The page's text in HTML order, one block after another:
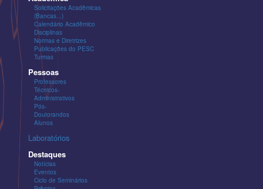
Solicitações Acadêmicas
(Bancas...)
Calendário Acadêmico
Disciplinas
Normas e Diretrizes
Publicações do PESC
Turmas
Pessoas
Professores
Técnicos-
Administrativos
Pós-
Doutorandos
Alunos
Laboratórios
Destaques
Notícias
Eventos
Ciclo de Seminários